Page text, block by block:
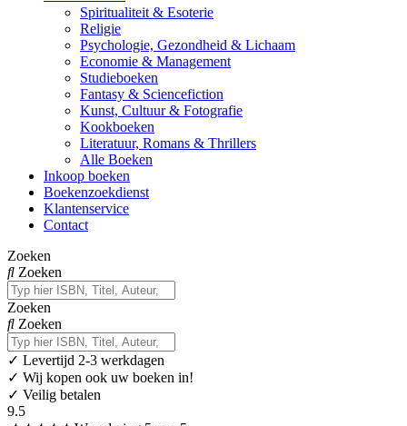
Spiritualiteit & Esoterie
Religie
Psychologie, Gezondheid & Lichaam
Economie & Management
Studieboeken
Fantasy & Sciencefiction
Kunst, Cultuur & Fotografie
Kookboeken
Literatuur, Romans & Thrillers
Alle Boeken
Inkoop boeken
Boekenzoekdienst
Klantenservice
Contact
Zoeken
Zoeken
Zoeken
Zoeken
✓ Levertijd 2-3 werkdagen
✓ Wij kopen ook uw boeken in!
✓ Veilig betalen
9.5